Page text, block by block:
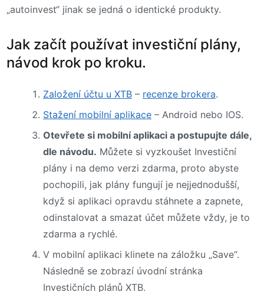
„autoinvest“ jinak se jedná o identické produkty.
Jak začít používat investiční plány,
návod krok po kroku.
Založení účtu u XTB – recenze brokera.
Stažení mobilní aplikace – Android nebo IOS.
Otevřete si mobilní aplikaci a postupujte dále,
dle návodu. Můžete si vyzkoušet Investiční
plány i na demo verzi zdarma, proto abyste
pochopili, jak plány fungují je nejjednodušší,
když si aplikaci opravdu stáhnete a zapnete,
odinstalovat a smazat účet můžete vždy, je to
zdarma a rychlé.
V mobilní aplikaci klinete na záložku „Save“.
Následně se zobrazí úvodní stránka
Investičních plánů XTB.